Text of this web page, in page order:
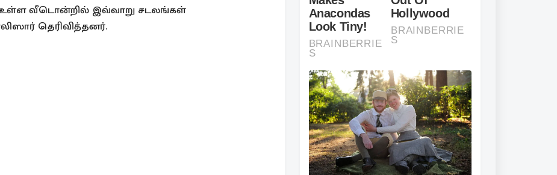
உள்ள வீடொன்றில் இவ்வாறு சடலங்கள்
தெரிவித்தனர்.